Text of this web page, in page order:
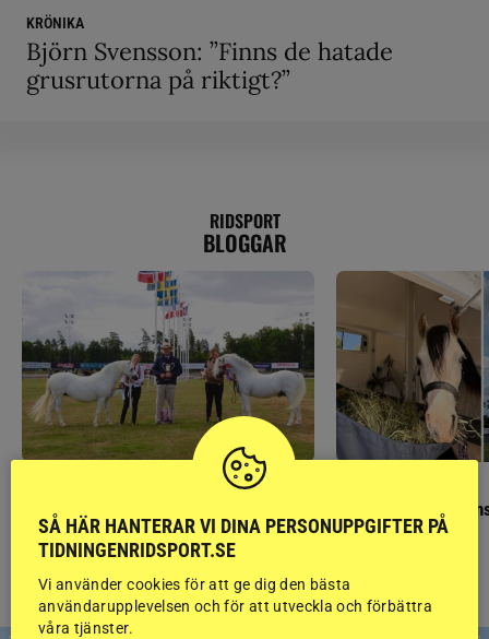
KRÖNIKA
Björn Svensson: ”Finns de hatade
grusrutorna på riktigt?”
RIDSPORT
BLOGGAR
Finaldag med jubileumsutställning Så gick det på
SÅ HÄR HANTERAR VI DINA PERSONUPPGIFTER PÅ
TIDNINGENRIDSPORT.SE
Vi använder cookies för att ge dig den bästa
användarupplevelsen och för att utveckla och förbättra
våra tjänster.